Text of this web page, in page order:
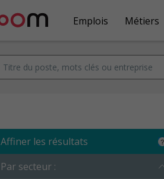
Emplois Métiers
Affiner les résultats
Par secteur :